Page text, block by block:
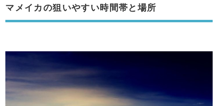
マメイカの狙いやすい時間帯と場所